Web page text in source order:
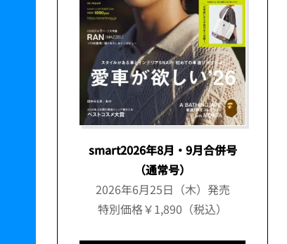
smart2026年8月・9月合併号
（通常号）
2026年6月25日（木）発売
特別価格￥1,890（税込）